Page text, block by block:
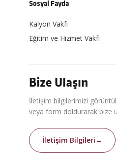
Sosyal Fayda
Kalyon Vakfı
Eğitim ve Hizmet Vakfı
Bize Ulaşın
İletişim bilgilerimizi
veya form doldurarak bize
İletişim Bilgileri→